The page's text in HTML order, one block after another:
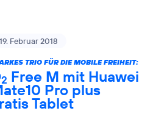
19. Februar 2018
TRIO FÜR DIE MOBILE FREIHEIT:
2 Free M mit Huawei
Pro plus
Tablet